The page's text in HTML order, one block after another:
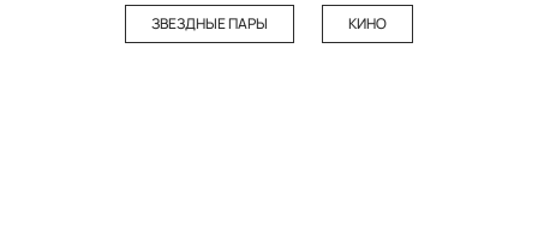
ЗВЕЗДНЫЕ ПАРЫ КИНО